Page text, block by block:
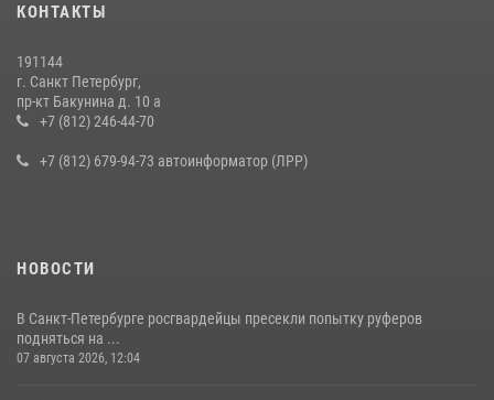
на III Международном петербургском цифровом форуме
В Ленобласти сотрудники Росгвардии провели встречу с
воспитанниками детского клуба «Умные каникулы»
КОНТАКТЫ
191144
г. Санкт Петербург,
пр-кт Бакунина д. 10 а
+7 (812) 246-44-70
+7 (812) 679-94-73 автоинформатор (ЛРР)
НОВОСТИ
В Санкт-Петербурге росгвардейцы пресекли попытку руферов
подняться на ...
07 августа 2026, 12:04